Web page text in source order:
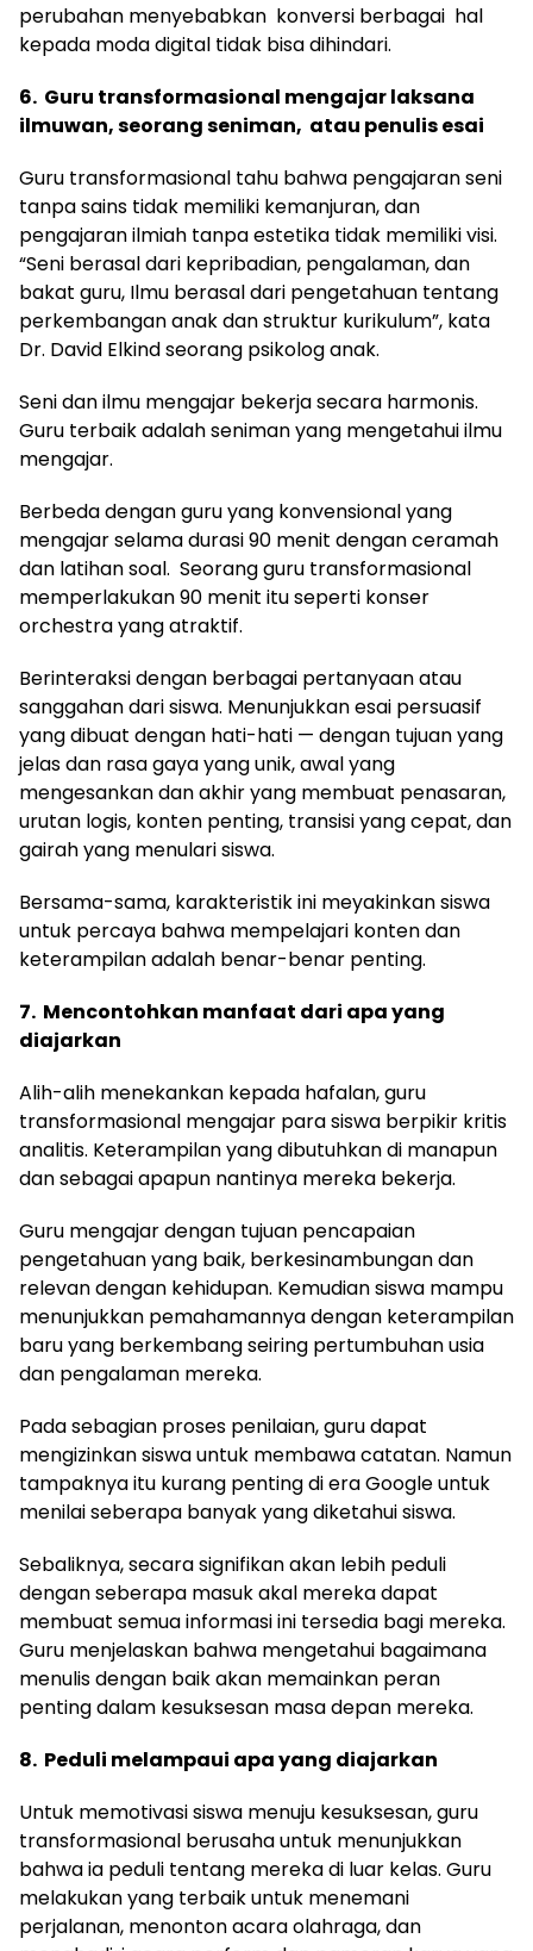
perubahan menyebabkan konversi berbagai hal
kepada moda digital tidak bisa dihindari.
6. Guru transformasional mengajar laksana
ilmuwan, seorang seniman, atau penulis esai
Guru transformasional tahu bahwa pengajaran seni
tanpa sains tidak memiliki kemanjuran, dan
pengajaran ilmiah tanpa estetika tidak memiliki visi.
“Seni berasal dari kepribadian, pengalaman, dan
bakat guru, Ilmu berasal dari pengetahuan tentang
perkembangan anak dan struktur kurikulum”, kata
Dr. David Elkind seorang psikolog anak.
Seni dan ilmu mengajar bekerja secara harmonis.
Guru terbaik adalah seniman yang mengetahui ilmu
mengajar.
Berbeda dengan guru yang konvensional yang
mengajar selama durasi 90 menit dengan ceramah
dan latihan soal. Seorang guru transformasional
memperlakukan 90 menit itu seperti konser
orchestra yang atraktif.
Berinteraksi dengan berbagai pertanyaan atau
sanggahan dari siswa. Menunjukkan esai persuasif
yang dibuat dengan hati-hati — dengan tujuan yang
jelas dan rasa gaya yang unik, awal yang
mengesankan dan akhir yang membuat penasaran,
urutan logis, konten penting, transisi yang cepat, dan
gairah yang menulari siswa.
Bersama-sama, karakteristik ini meyakinkan siswa
untuk percaya bahwa mempelajari konten dan
keterampilan adalah benar-benar penting.
7. Mencontohkan manfaat dari apa yang
diajarkan
Alih-alih menekankan kepada hafalan, guru
transformasional mengajar para siswa berpikir kritis
analitis. Keterampilan yang dibutuhkan di manapun
dan sebagai apapun nantinya mereka bekerja.
Guru mengajar dengan tujuan pencapaian
pengetahuan yang baik, berkesinambungan dan
relevan dengan kehidupan. Kemudian siswa mampu
menunjukkan pemahamannya dengan keterampilan
baru yang berkembang seiring pertumbuhan usia
dan pengalaman mereka.
Pada sebagian proses penilaian, guru dapat
mengizinkan siswa untuk membawa catatan. Namun
tampaknya itu kurang penting di era Google untuk
menilai seberapa banyak yang diketahui siswa.
Sebaliknya, secara signifikan akan lebih peduli
dengan seberapa masuk akal mereka dapat
membuat semua informasi ini tersedia bagi mereka.
Guru menjelaskan bahwa mengetahui bagaimana
menulis dengan baik akan memainkan peran
penting dalam kesuksesan masa depan mereka.
8. Peduli melampaui apa yang diajarkan
Untuk memotivasi siswa menuju kesuksesan, guru
transformasional berusaha untuk menunjukkan
bahwa ia peduli tentang mereka di luar kelas. Guru
melakukan yang terbaik untuk menemani
perjalanan, menonton acara olahraga, dan